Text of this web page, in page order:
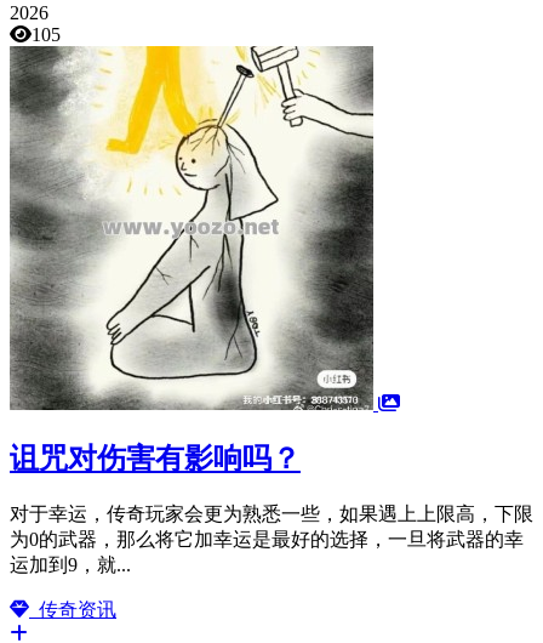
2026
105
诅咒对伤害有影响吗？
对于幸运，传奇玩家会更为熟悉一些，如果遇上上限高，下限
为0的武器，那么将它加幸运是最好的选择，一旦将武器的幸
运加到9，就...
传奇资讯